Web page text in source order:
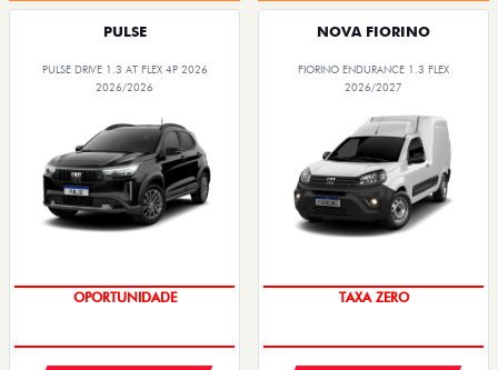
PULSE
PULSE DRIVE 1.3 AT FLEX 4P 2026
2026/2026
OPORTUNIDADE
NOVA FIORINO
FIORINO ENDURANCE 1.3 FLEX
2026/2027
TAXA ZERO